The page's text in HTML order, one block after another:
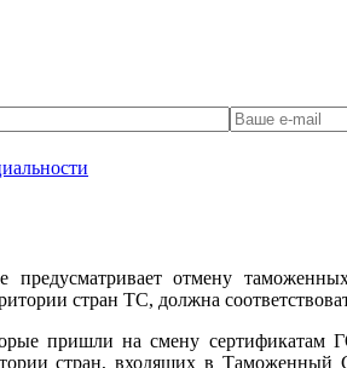
отмену
стран ТС, должна
пришли на смену
стран, входящих в